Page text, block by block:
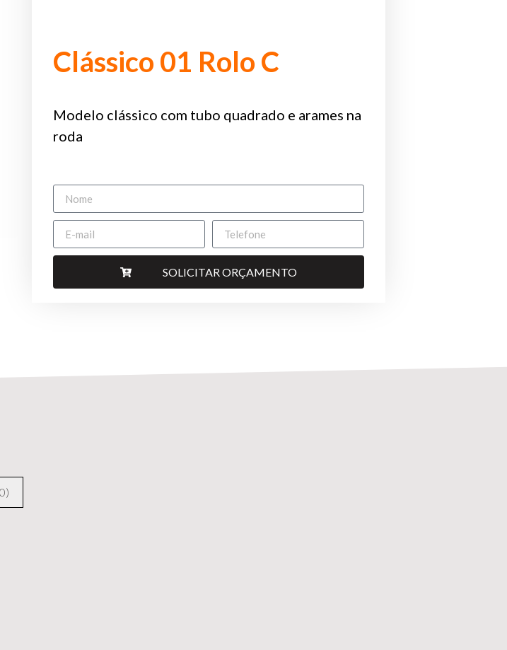
Clássico 01 Rolo C
Modelo clássico com tubo quadrado e arames na
roda
SOLICITAR ORÇAMENTO